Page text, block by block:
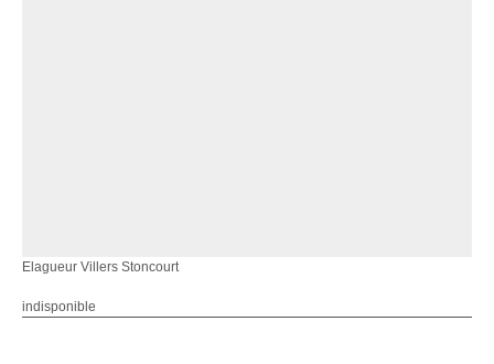
Elagueur Villers Stoncourt
indisponible